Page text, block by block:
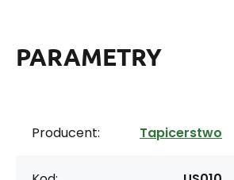
PARAMETRY
Producent: Tapicerstwo